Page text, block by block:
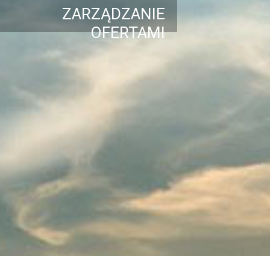
ZARZĄDZANIE
OFERTAMI